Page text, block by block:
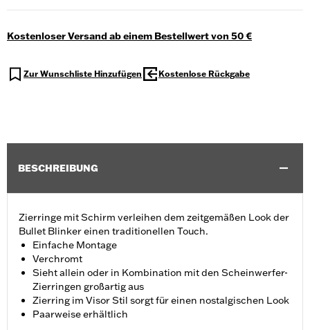
Kostenloser Versand ab einem Bestellwert von 50 €
Zur Wunschliste Hinzufügen Kostenlose Rückgabe
BESCHREIBUNG
Zierringe mit Schirm verleihen dem zeitgemäßen Look der
Bullet Blinker einen traditionellen Touch.
Einfache Montage
Verchromt
Sieht allein oder in Kombination mit den Scheinwerfer-
Zierringen großartig aus
Zierring im Visor Stil sorgt für einen nostalgischen Look
Paarweise erhältlich